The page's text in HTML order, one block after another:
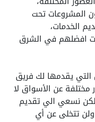
المشروعات تحت
الخدمات،
افضلهم في الشرق
التي يقدمها لك فريق
مختلفة عن الأسواق لا
نسعي الي تقديم
تتخلى عن أي